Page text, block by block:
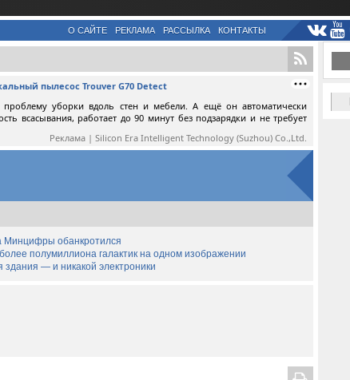
О САЙТЕ РЕКЛАМА РАССЫЛКА КОНТАКТЫ
пылесос Trouver G70 Detect
уборки вдоль стен и мебели. А ещё он автоматически
всасывания, работает до 90 минут без подзарядки и не требует
Реклама | Silicon Era Intelligent Technology (Suzhou) Co.,Ltd.
Минцифры обанкротился
полумиллиона галактик на одном изображении
здания — и никакой электроники